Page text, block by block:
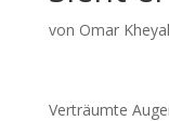
von Omar Kheyal
Verträumte